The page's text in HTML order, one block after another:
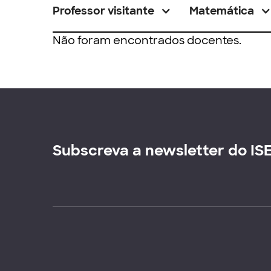
Professor visitante Matemática
Não foram encontrados docentes.
Subscreva a newsletter do